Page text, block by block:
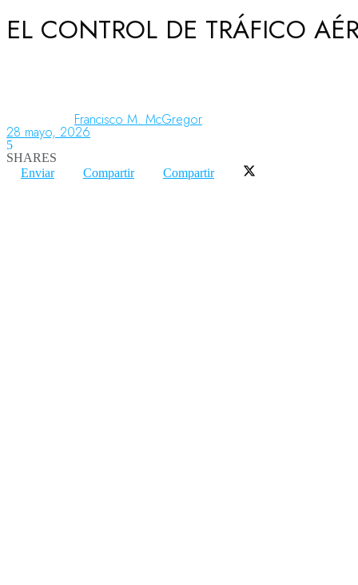
Aeronáutica
Aeropuertos
EL CONTROL DE TRÁFICO
Francisco M. McGregor
28 mayo, 2026
5
SHARES
Enviar
Compartir Compartir